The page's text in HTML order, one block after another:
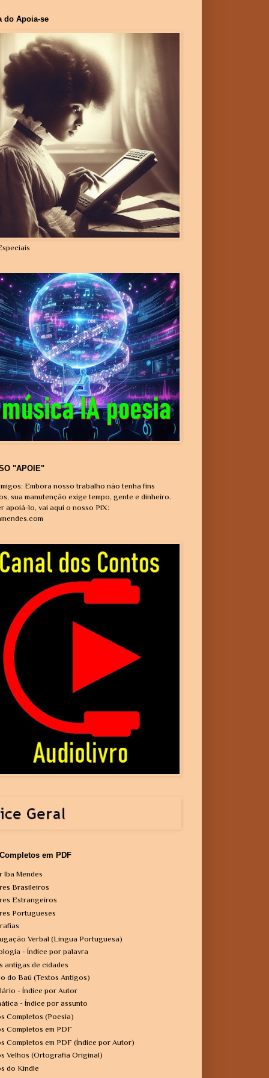
do Apoia-se
"APOIE"
Embora nosso trabalho não tenha fins
sua manutenção exige tempo, gente e dinheiro.
apoiá-lo, vai aqui o nosso PIX:
em PDF
Iba Mendes
Brasileiros
Estrangeiros
Portugueses
Verbal (Língua Portuguesa)
- Índice por palavra
antigas de cidades
do Baú (Textos Antigos)
- Índice por Autor
- Índice por assunto
Completos (Poesia)
Completos em PDF
Completos em PDF (Índice por Autor)
Velhos (Ortografia Original)
do Kindle